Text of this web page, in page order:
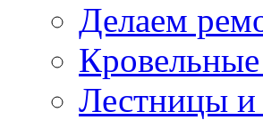
Делаем
Лестницы и